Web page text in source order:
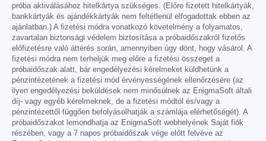
próba aktiválásához hitelkártya szükséges. (Előre fizetett hitelkártyák,
bankkártyák és ajándékkártyák nem feltétlenül elfogadottak ebben az
ajánlatban.) A fizetési módra vonatkozó követelmény a folyamatos,
zavartalan biztonsági védelem biztosítása a próbaidőszakról fizetős
előfizetésre való áttérés során, amennyiben úgy dönt, hogy vásárol. A
fizetési módra nem terheljük meg előre a fizetési összeget a
próbaidőszak alatt, bár engedélyezési kérelmeket küldhetünk a
pénzintézetének a fizetési mód érvényességének ellenőrzésére (az
ilyen engedélyezési beküldések nem minősülnek az EnigmaSoft általi
díj- vagy egyéb kérelmeknek, de a fizetési módtól és/vagy a
pénzintézettől függően befolyásolhatják a számlája elérhetőségét). A
próbaidőszakot lemondhatja az EnigmaSoft webhelyének Saját fiók
részében, vagy a 7 napos próbaidőszak vége előtt felvéve az